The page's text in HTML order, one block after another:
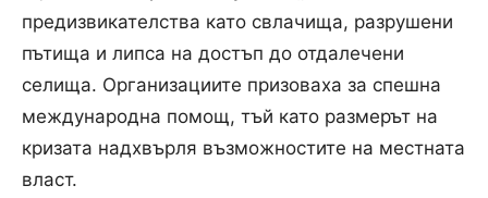
предизвикателства като свлачища, разрушени
пътища и липса на достъп до отдалечени
селища. Организациите призоваха за спешна
международна помощ, тъй като размерът на
кризата надхвърля възможностите на местната
власт.